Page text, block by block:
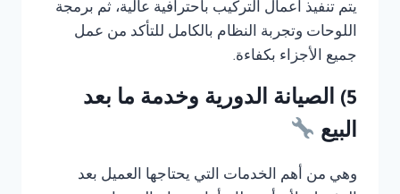
يتم تنفيذ أعمال التركيب باحترافية عالية، ثم برمجة
اللوحات وتجربة النظام بالكامل للتأكد من عمل
جميع الأجزاء بكفاءة.
5) الصيانة الدورية وخدمة ما بعد
البيع
وهي من أهم الخدمات التي يحتاجها العميل بعد